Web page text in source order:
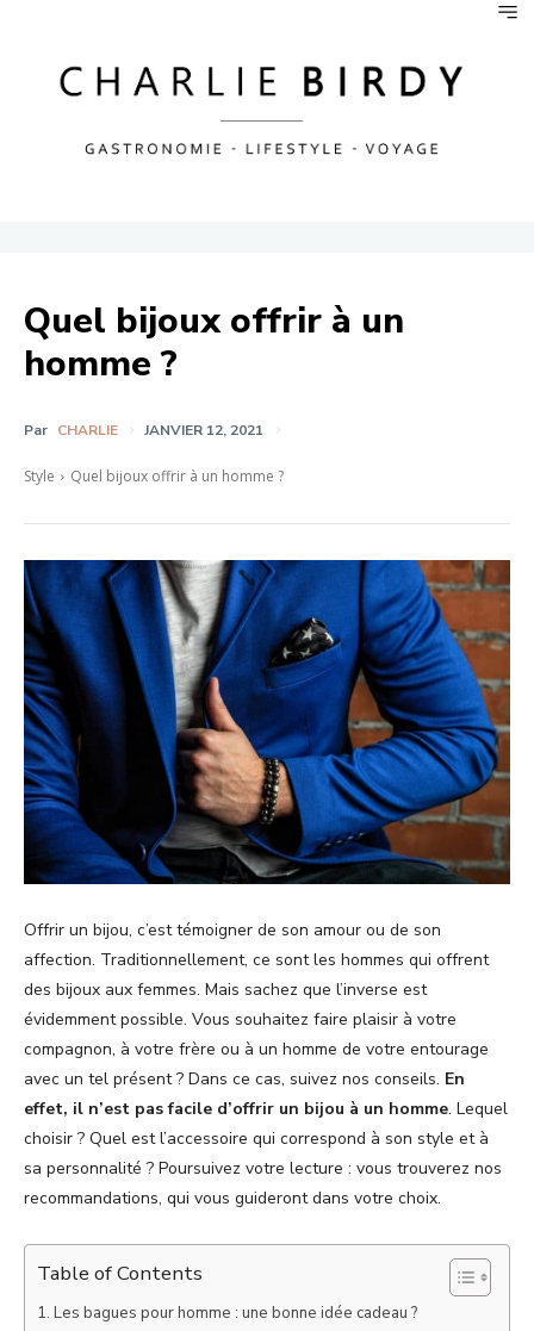
Quel bijoux offrir à un
homme ?
Par CHARLIE JANVIER 12, 2021
Style Quel bijoux offrir à un homme ?
Offrir un bijou, c’est témoigner de son amour ou de son
affection. Traditionnellement, ce sont les hommes qui offrent
des bijoux aux femmes. Mais sachez que l’inverse est
évidemment possible. Vous souhaitez faire plaisir à votre
compagnon, à votre frère ou à un homme de votre entourage
avec un tel présent ? Dans ce cas, suivez nos conseils. En
effet, il n’est pas facile d’offrir un bijou à un homme. Lequel
choisir ? Quel est l’accessoire qui correspond à son style et à
sa personnalité ? Poursuivez votre lecture : vous trouverez nos
recommandations, qui vous guideront dans votre choix.
Table of Contents
Les bagues pour homme : une bonne idée cadeau ?